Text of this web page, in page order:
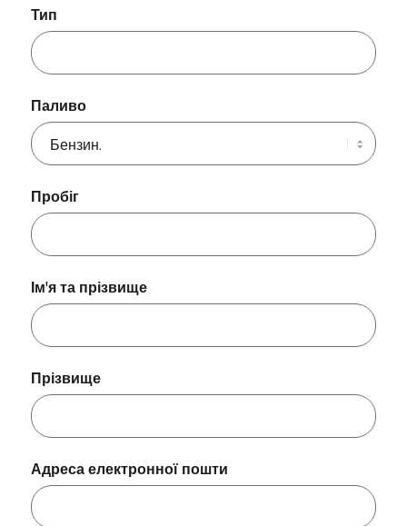
Тип
Паливо
Пробіг
Ім'я та прізвище
Прізвище
Адреса електронної пошти